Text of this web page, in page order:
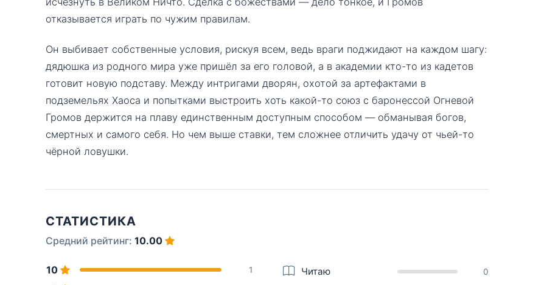
отказывается играть по чужим правилам.
Он выбивает собственные условия, рискуя всем, ведь враги поджидают на каждом шагу:
дядюшка из родного мира уже пришёл за его головой, а в академии кто-то из кадетов
готовит новую подставу. Между интригами дворян, охотой за артефактами в
подземельях Хаоса и попытками выстроить хоть какой-то союз с баронессой Огневой
Громов держится на плаву единственным доступным способом — обманывая богов,
смертных и самого себя. Но чем выше ставки, тем сложнее отличить удачу от чьей-то
чёрной ловушки.
СТАТИСТИКА
Средний рейтинг: 10.00
10 1 Читаю 0